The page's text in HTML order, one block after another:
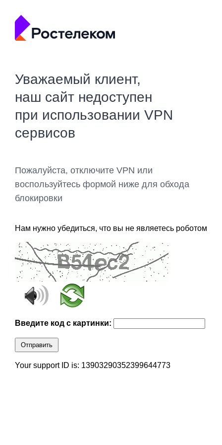
Уважаемый клиент,
наш сайт недоступен
при использовании VPN
сервисов
Пожалуйста, отключите VPN или
воспользуйтесь формой ниже для обхода
блокировки
Нам нужно убедиться, что вы не являетесь роботом
Введите код с картинки:
Отправить
Your support ID is: 13903290352399644773